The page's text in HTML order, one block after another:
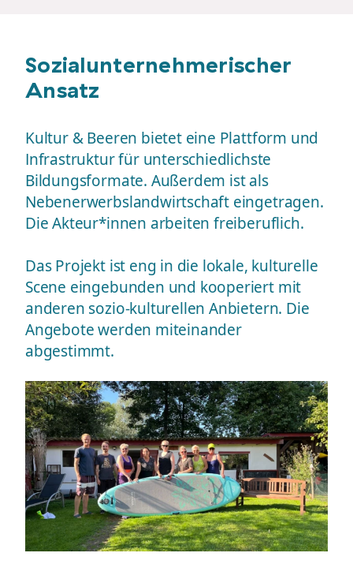
Sozialunternehmerischer
Ansatz
Kultur & Beeren bietet eine Plattform und
Infrastruktur für unterschiedlichste
Bildungsformate. Außerdem ist als
Nebenerwerbslandwirtschaft eingetragen.
Die Akteur*innen arbeiten freiberuflich.
Das Projekt ist eng in die lokale, kulturelle
Scene eingebunden und kooperiert mit
anderen sozio-kulturellen Anbietern. Die
Angebote werden miteinander
abgestimmt.